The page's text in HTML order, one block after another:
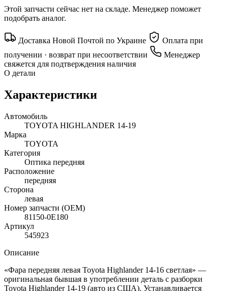
Этой запчасти сейчас нет на складе. Менеджер поможет
подобрать аналог.
Доставка Новой Почтой по Украине
Оплата при
получении · возврат при несоответствии
Менеджер
свяжется для подтверждения наличия
О детали
Характеристики
Автомобиль
TOYOTA HIGHLANDER 14-19
Марка
TOYOTA
Категория
Оптика передняя
Расположение
передняя
Сторона
левая
Номер запчасти (OEM)
81150-0E180
Артикул
545923
Описание
«Фара передняя левая Toyota Highlander 14-16 светлая» —
оригинальная бывшая в употреблении деталь с разборки
Toyota Highlander 14-19 (авто из США). Устанавливается